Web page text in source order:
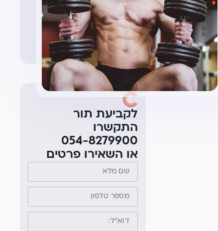
לקביעת תור
התקשרו
054-8279900
או השאירו פרטים